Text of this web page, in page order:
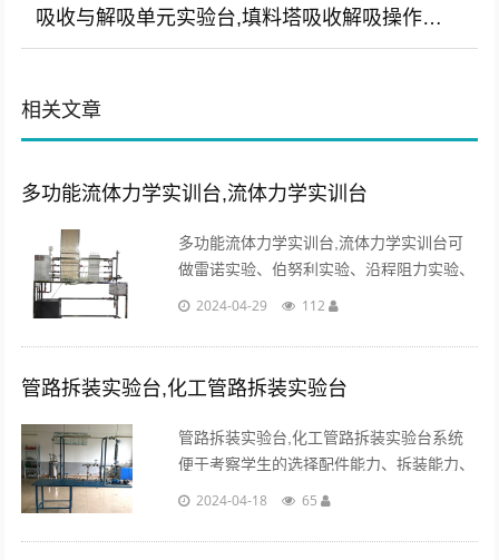
吸收与解吸单元实验台,填料塔吸收解吸操作实验台
相关文章
多功能流体力学实训台,流体力学实训台
多功能流体力学实训台,流体力学实训台可
做雷诺实验、伯努利实验、沿程阻力实验、
局部阻力实验及文丘里流量计校核实验。适
2024-04-29 112
管路拆装实验台,化工管路拆装实验台
管路拆装实验台,化工管路拆装实验台系统
便于考察学生的选择配件能力、拆装能力、
装置运行情况、完成任务情况等，有相应的
2024-04-18 65